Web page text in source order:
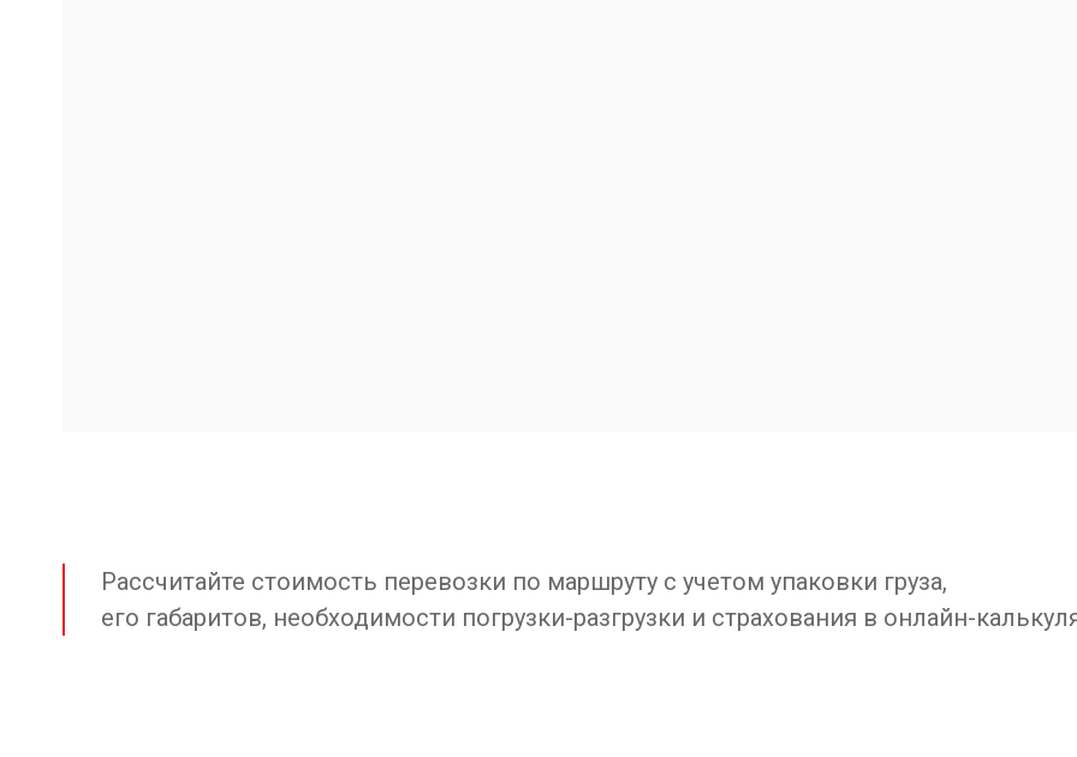
Рассчитайте стоимость перевозки по маршруту с учетом упаковки груза,
его габаритов, необходимости погрузки-разгрузки и страхования в онлайн-